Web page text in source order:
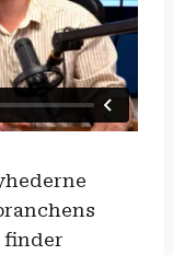
finder